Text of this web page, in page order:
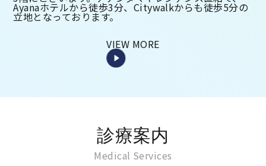
Ayanaホテルから徒歩3分、Citywalkからも徒歩5分の
立地となっております。
VIEW MORE
診療案内
Medical Services